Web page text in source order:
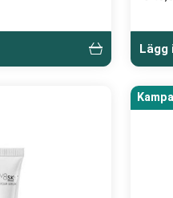
Lägg